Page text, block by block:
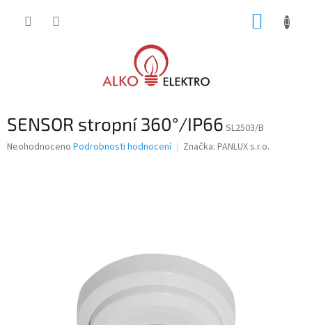
SENSOR stropní 360°/IP66 SL2503/B
Průměrné
Neohodnoceno Podrobnosti hodnocení Značka: PANLUX s.r.o.